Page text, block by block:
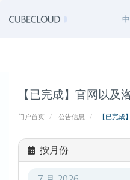
【已完成】官网以及
门户首页 公告信息 【已完成
按月份